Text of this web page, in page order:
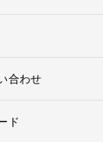
合わせ
ド